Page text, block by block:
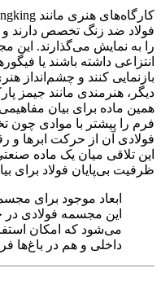
فولاد ضد زنگ تخصص دارند و
را به نمایش می‌گذارند. این
انتزاعی داشته باشند یا
دیگر، هنرمندی مانند جیمز
همین ماده برای بیان
فرم را پیشتر با موادی چون
این تلاقی میان یک ماده
ظرفیت بی‌پایان فولاد برای
ابعاد موجود برای
این مجسمه فولادی در
می‌شود که امکان
داخلی و هم در باغ‌ها